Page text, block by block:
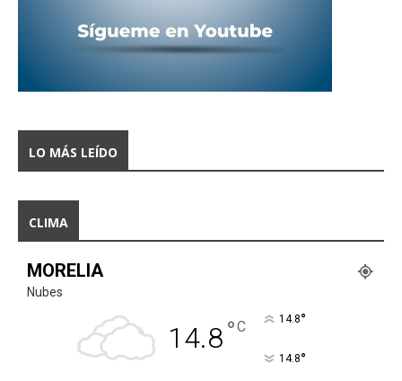
LO MÁS LEÍDO
CLIMA
MORELIA
Nubes
14.8°C 14.8°
14.8°